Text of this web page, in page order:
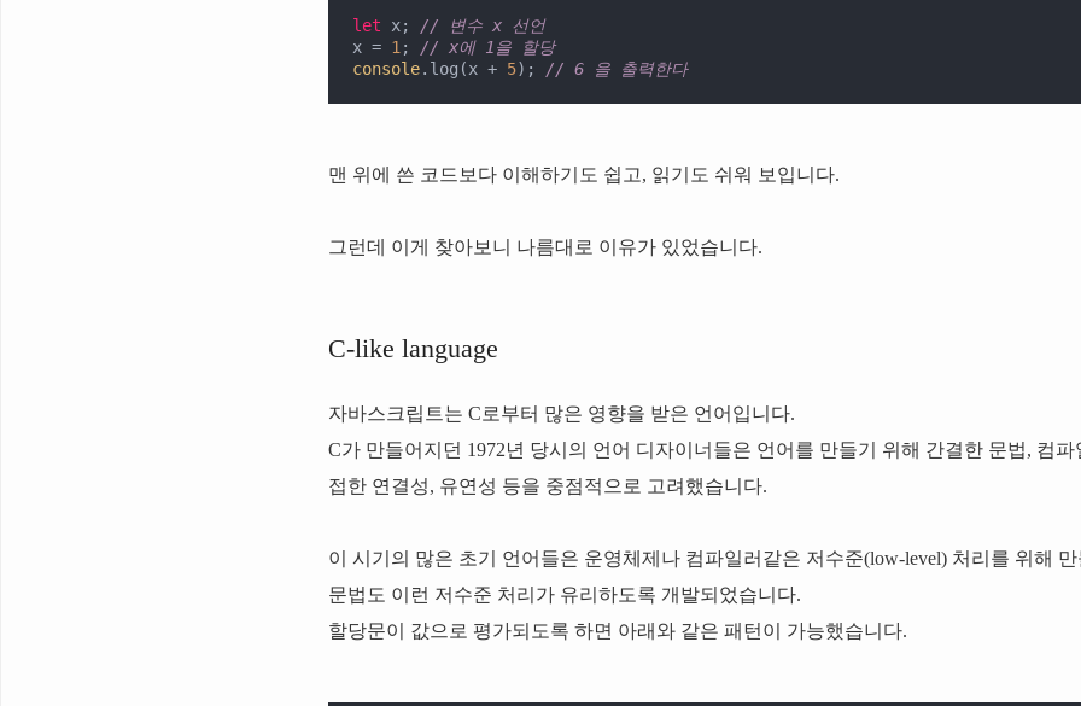
let x; // 변수 x 선언
x = 1 ; // x에 1을 할당
console.log(x + 5); // 6 을 출력한다
맨 위에 쓴 코드보다 이해하기도 쉽고, 읽기도 쉬워 보입니다.
그런데 이게 찾아보니 나름대로 이유가 있었습니다.
C-like language
자바스크립트는 C로부터 많은 영향을 받은 언어입니다.
C가 만들어지던 1972년 당시의 언어 디자이너들은 언어를 만들기 위해 간결한 문법, 컴
접한 연결성, 유연성 등을 중점적으로 고려했습니다.
이 시기의 많은 초기 언어들은 운영체제나 컴파일러같은 저수준(low-level) 처리를 위해
문법도 이런 저수준 처리가 유리하도록 개발되었습니다.
할당문이 값으로 평가되도록 하면 아래와 같은 패턴이 가능했습니다.